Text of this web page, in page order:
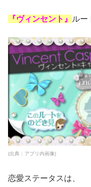
『ヴィンセント』 ルー
(出典：アプリ内画像)
恋愛ステータスは、